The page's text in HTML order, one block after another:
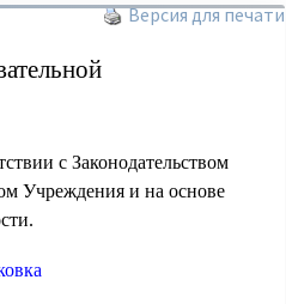
Версия для печати
с Законодательством
Учреждения и на основе